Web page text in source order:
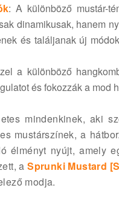
: A különböző mustár-
dinamikusak, hanem
és találjanak új
a különböző
és fokozzák a mod
mindenkinek, aki
mustárszínek, a
élményt nyújt, amely
aSprunki Mustard
modja.